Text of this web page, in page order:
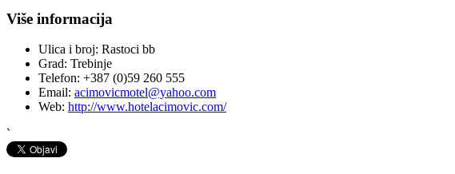
Više informacija
Ulica i broj: Rastoci bb
Grad: Trebinje
Telefon: +387 (0)59 260 555
Email: acimovicmotel@yahoo.com
Web: http://www.hotelacimovic.com/
`